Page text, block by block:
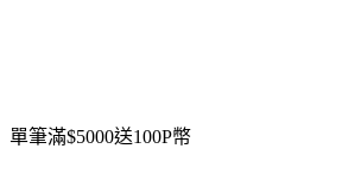
單筆滿$5000送100P幣